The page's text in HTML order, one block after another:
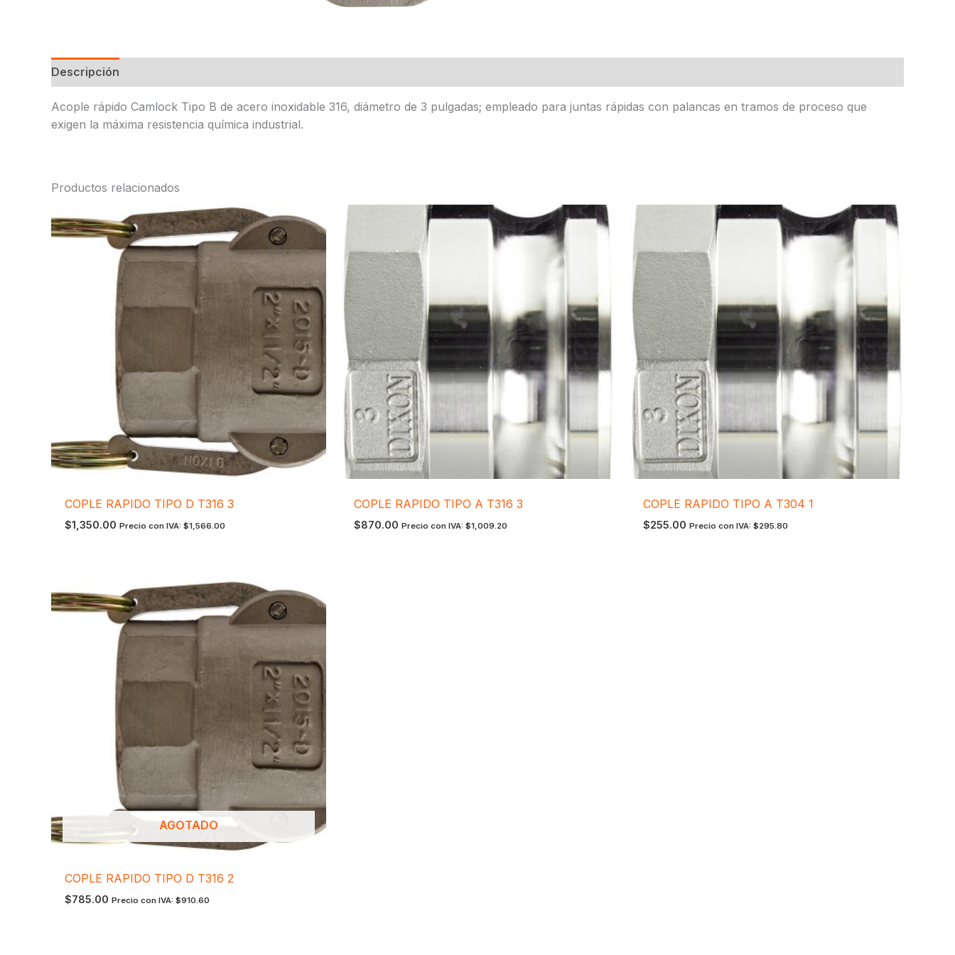
Descripción
Acople rápido Camlock Tipo B de acero inoxidable 316, diámetro de 3 pulgadas; empleado para juntas rápidas con palancas en tramos de proceso que
exigen la máxima resistencia química industrial.
Productos relacionados
COPLE RAPIDO TIPO D T316 3
$1,350.00 Precio con IVA:$1,566.00
COPLE RAPIDO TIPO A T316 3
$870.00 Precio con IVA: $1,009.20
COPLE RAPIDO TIPO A T304 1
$255.00 Precio con IVA: $295.80
AGOTADO
COPLE RAPIDO TIPO D T316 2
$785.00 Precio con IVA:$910.60